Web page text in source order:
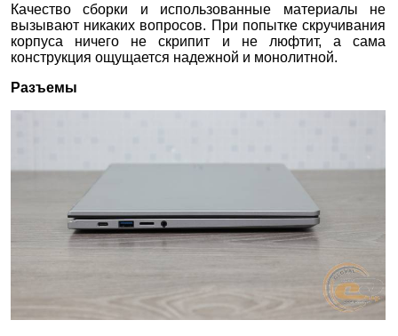
Качество сборки и использованные материалы не
вызывают никаких вопросов. При попытке скручивания
корпуса ничего не скрипит и не люфтит, а сама
конструкция ощущается надежной и монолитной.
Разъемы